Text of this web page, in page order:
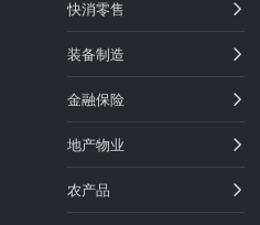
快消零售
装备制造
金融保险
地产物业
农产品